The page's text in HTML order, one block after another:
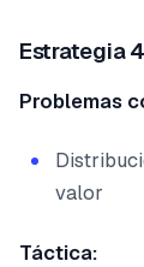
Estrategia
Problemas
valor
Táctica: